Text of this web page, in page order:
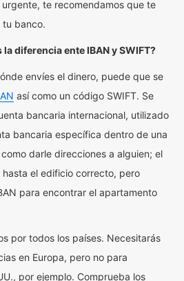
te recomendamos que te
tu banco.
la diferencia ente IBAN y SWIFT?
envíes el dinero, puede que se
así como un código SWIFT. Se
bancaria internacional, utilizado
bancaria específica dentro de una
darle direcciones a alguien; el
hasta el edificio correcto, pero
para encontrar el apartamento
por todos los países. Necesitarás
en Europa, pero no para
por ejemplo. Comprueba los